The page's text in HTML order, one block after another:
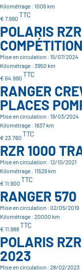
Kilométrage : 1006 km
€ 7.990 TTC
POLARIS
Mise en circulation : 15/07/2024
Kilométrage : 3950 km
€ 64.990 TTC
RANGER
PLACES
Mise en circulation : 19/03/2024
Kilométrage : 1837 km
€ 23.760 TTC
RZR 1000
Mise en circulation : 12/10/2021
Kilométrage : 11529 km
€ 11.900 TTC
RANGER 570
Mise en circulation : 02/05/2019
Kilométrage : 20000 km
€ 11.988TTC
POLARIS
2023
Mise en circulation : 28/02/2023